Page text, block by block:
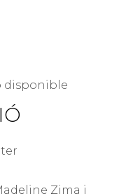
disponible
Zima i